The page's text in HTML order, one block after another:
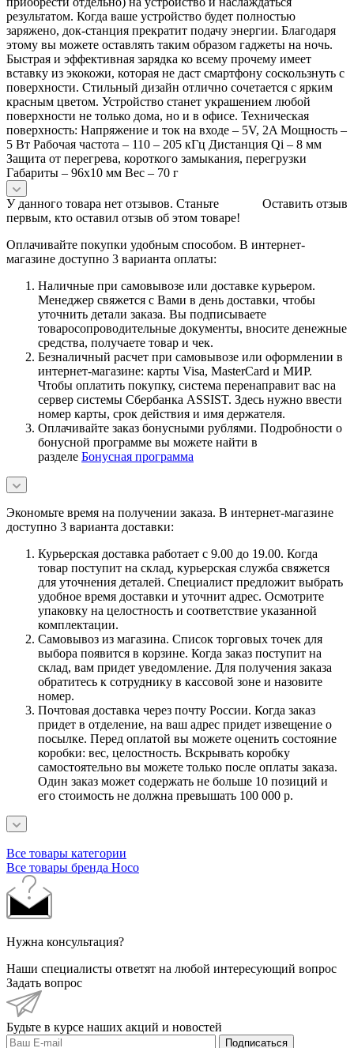
результатом. Когда ваше устройство будет полностью
заряжено, док-станция прекратит подачу энергии. Благодаря
этому вы можете оставлять таким образом гаджеты на ночь.
Быстрая и эффективная зарядка ко всему прочему имеет
вставку из экокожи, которая не даст смартфону соскользнуть с
поверхности. Стильный дизайн отлично сочетается с ярким
красным цветом. Устройство станет украшением любой
поверхности не только дома, но и в офисе. Техническая
поверхность: Напряжение и ток на входе – 5V, 2A Мощность –
5 Вт Рабочая частота – 110 – 205 кГц Дистанция Qi – 8 мм
Защита от перегрева, короткого замыкания, перегрузки
Габариты – 96х10 мм Вес – 70 г
Оставить отзыв
У данного товара нет отзывов. Станьте
первым, кто оставил отзыв об этом товаре!
Оплачивайте покупки удобным способом. В интернет-
магазине доступно 3 варианта оплаты:
Наличные при самовывозе или доставке курьером.
Менеджер свяжется с Вами в день доставки, чтобы
уточнить детали заказа. Вы подписываете
товаросопроводительные документы, вносите денежные
средства, получаете товар и чек.
Безналичный расчет при самовывозе или оформлении в
интернет-магазине: карты Visa, MasterCard и МИР.
Чтобы оплатить покупку, система перенаправит вас на
сервер системы Сбербанка ASSIST. Здесь нужно ввести
номер карты, срок действия и имя держателя.
Оплачивайте заказ бонусными рублями. Подробности о
бонусной программе вы можете найти в
разделе Бонусная программа
Экономьте время на получении заказа. В интернет-магазине
доступно 3 варианта доставки:
Курьерская доставка работает с 9.00 до 19.00. Когда
товар поступит на склад, курьерская служба свяжется
для уточнения деталей. Специалист предложит выбрать
удобное время доставки и уточнит адрес. Осмотрите
упаковку на целостность и соответствие указанной
комплектации.
Самовывоз из магазина. Список торговых точек для
выбора появится в корзине. Когда заказ поступит на
склад, вам придет уведомление. Для получения заказа
обратитесь к сотруднику в кассовой зоне и назовите
номер.
Почтовая доставка через почту России. Когда заказ
придет в отделение, на ваш адрес придет извещение о
посылке. Перед оплатой вы можете оценить состояние
коробки: вес, целостность. Вскрывать коробку
самостоятельно вы можете только после оплаты заказа.
Один заказ может содержать не больше 10 позиций и
его стоимость не должна превышать 100 000 р.
Все товары категории
Все товары бренда Hoco
Нужна консультация?
Наши специалисты ответят на любой интересующий вопрос
Задать вопрос
Будьте в курсе наших акций и новостей
Подписаться